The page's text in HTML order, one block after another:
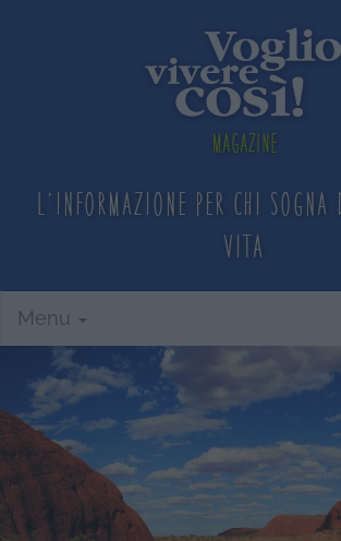
Magazine
L'informazione per chi sogna
vita
Menu